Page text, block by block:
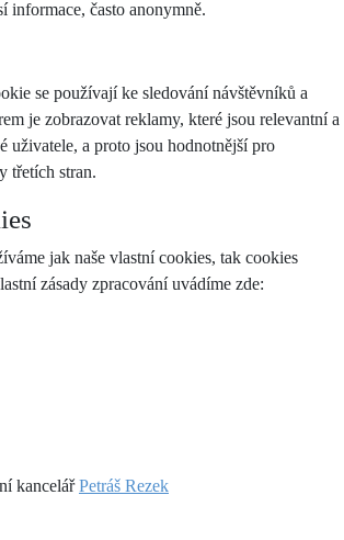
informace, často anonymně.
se používají ke sledování návštěvníků a
je zobrazovat reklamy, které jsou relevantní a
uživatele, a proto jsou hodnotnější pro
třetích stran.
jak naše vlastní cookies, tak cookies
zásady zpracování uvádíme zde:
kancelářPetráš Rezek